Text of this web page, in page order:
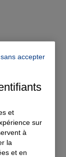
accepter
et
sur
à
la
et en